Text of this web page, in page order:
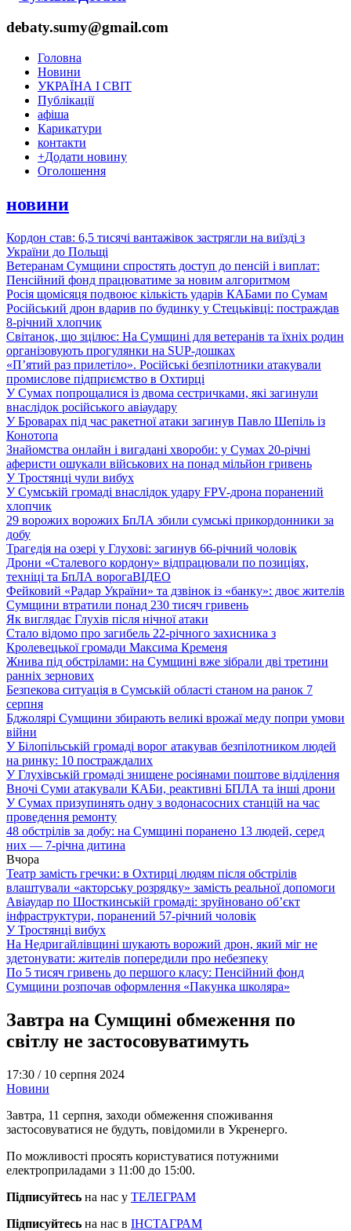
debaty.sumy@gmail.com
Головна
Новини
УКРАЇНА І СВІТ
Публікації
афіша
Карикатури
контакти
+Додати новину
Оголошення
новини
Кордон став: 6,5 тисячі вантажівок застрягли на виїзді з
України до Польщі
Ветеранам Сумщини спростять доступ до пенсій і виплат:
Пенсійний фонд працюватиме за новим алгоритмом
Росія щомісяця подвоює кількість ударів КАБами по Сумам
Російський дрон вдарив по будинку у Стецьківці: постраждав
8-річний хлопчик
Світанок, що зцілює: На Сумщині для ветеранів та їхніх родин
організовують прогулянки на SUP-дошках
«П’ятий раз прилетіло». Російські безпілотники атакували
промислове підприємство в Охтирці
У Сумах попрощалися із двома сестричками, які загинули
внаслідок російського авіаудару
У Броварах під час ракетної атаки загинув Павло Шепіль із
Конотопа
Знайомства онлайн і вигадані хвороби: у Сумах 20-річні
аферисти ошукали військових на понад мільйон гривень
У Тростянці чули вибух
У Сумській громаді внаслідок удару FPV-дрона поранений
хлопчик
29 ворожих ворожих БпЛА збили сумські прикордонники за
добу
Трагедія на озері у Глухові: загинув 66-річний чоловік
Дрони «Сталевого кордону» відпрацювали по позиціях,
техніці та БпЛА ворогаВІДЕО
Фейковий «Радар України» та дзвінок із «банку»: двоє жителів
Сумщини втратили понад 230 тисяч гривень
Як виглядає Глухів після нічної атаки
Стало відомо про загибель 22-річного захисника з
Кролевецької громади Максима Кременя
Жнива під обстрілами: на Сумщині вже зібрали дві третини
ранніх зернових
Безпекова ситуація в Сумській області станом на ранок 7
серпня
Бджолярі Сумщини збирають великі врожаї меду попри умови
війни
У Білопільській громаді ворог атакував безпілотником людей
на ринку: 10 постраждалих
У Глухівській громаді знищене росіянами поштове відділення
Вночі Суми атакували КАБи, реактивні БПЛА та інші дрони
У Сумах призупинять одну з водонасосних станцій на час
проведення ремонту
48 обстрілів за добу: на Сумщині поранено 13 людей, серед
них — 7-річна дитина
Вчора
Театр замість гречки: в Охтирці людям після обстрілів
влаштували «акторську розрядку» замість реальної допомоги
Авіаудар по Шосткинській громаді: зруйновано об’єкт
інфраструктури, поранений 57-річний чоловік
У Тростянці вибух
На Недригайлівщині шукають ворожий дрон, який міг не
здетонувати: жителів попередили про небезпеку
По 5 тисяч гривень до першого класу: Пенсійний фонд
Сумщини розпочав оформлення «Пакунка школяра»
Завтра на Сумщині обмеження по
світлу не застосовуватимуть
17:30 / 10 серпня 2024
Новини
Завтра, 11 серпня, заходи обмеження споживання
застосовуватися не будуть, повідомили в Укренерго.
По можливості просять користуватися потужними
електроприладами з 11:00 до 15:00.
Підписуйтесь на нас у ТЕЛЕГРАМ
Підписуйтесь на нас в ІНСТАГРАМ